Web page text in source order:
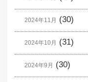
2024年11月 (30)
2024年10月 (31)
2024年9月 (30)